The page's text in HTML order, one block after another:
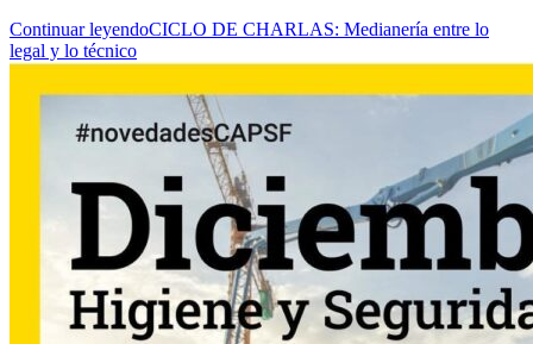
Continuar leyendoCICLO DE CHARLAS: Medianería entre lo
legal y lo técnico